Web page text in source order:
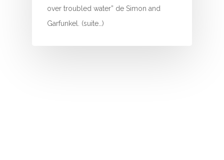
over troubled water” de Simon and
Garfunkel. (suite…)
Z
Nouvelles tabs